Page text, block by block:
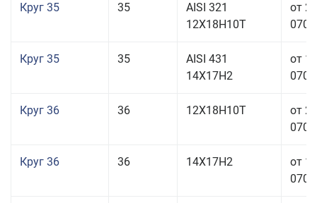
Круг 35 35
AISI 321
12Х18Н10Т
от
Круг 35 35
AISI 431
14Х17Н2
от
Круг 36 36 12Х18Н10Т
от
Круг 36 36 14Х17Н2
от